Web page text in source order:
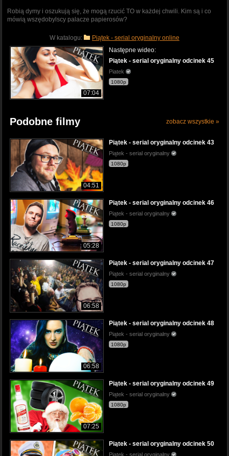
Robią dymy i oszukują się, że mogą rzucić TO w każdej chwili. Kim są i co
mówią wszędobylscy palacze papierosów?
W katalogu: Piątek - serial oryginalny online
07:04
Następne wideo:
Piątek - serial oryginalny odcinek 45
Piatek
1080p
Podobne filmy zobacz wszystkie »
04:51
Piątek - serial oryginalny odcinek 43
Piątek - serial oryginalny
1080p
05:28
Piątek - serial oryginalny odcinek 46
Piątek - serial oryginalny
1080p
06:58
Piątek - serial oryginalny odcinek 47
Piątek - serial oryginalny
1080p
06:58
Piątek - serial oryginalny odcinek 48
Piątek - serial oryginalny
1080p
07:25
Piątek - serial oryginalny odcinek 49
Piątek - serial oryginalny
1080p
Piątek - serial oryginalny odcinek 50
Piątek - serial oryginalny